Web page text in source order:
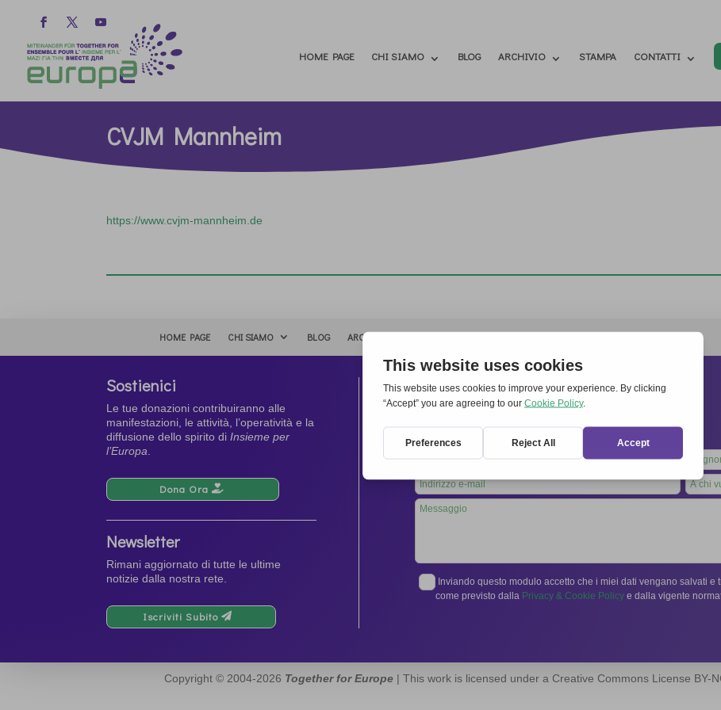
HOME PAGE CHI SIAMO BLOG ARCHIVIO STAMPA CONTATTI
CVJM Mannheim
https://www.cvjm-mannheim.de
HOME PAGE CHI SIAMO BLOG ARCHIVIO
Sostienici
Le tue donazioni contribuiranno alle
manifestazioni, le attività, l’operatività e la
diffusione dello spirito diInsieme per
l’Europa
Dona Ora
Newsletter
Rimani aggiornato di tutte le ultime
notizie dalla nostra rete.
Iscriviti Subito
Contatti
Segreteria Internazionale:
06 94798302
field
blank
Inviando questo modulo accetto che i miei dati vengano salvati e
come previsto dalla Privacy & Cookie Policye dalla vigente
Copyright © 2004-2026 Together for Europe | This work is licensed under a Creative Commons License BY-